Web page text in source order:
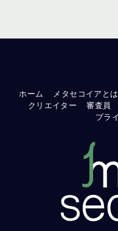
ホーム メタセコイアと
クリエイター
審査員
プラ